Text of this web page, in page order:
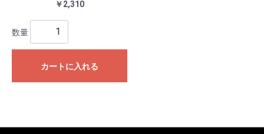
￥2,310
数量
カートに入れる